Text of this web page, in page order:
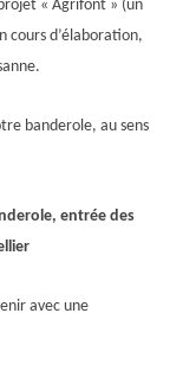
« Agrifont » (un
cours d’élaboration,
banderole, au sens
entrée des
avec une